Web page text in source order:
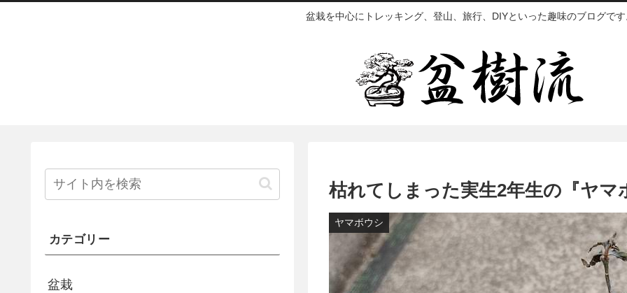
盆栽を中心にトレッキング、登山、旅行、DIYといった趣味のブログで
枯れてしまった実生2年生の『ヤマ
ヤマボウシ
カテゴリー
盆栽